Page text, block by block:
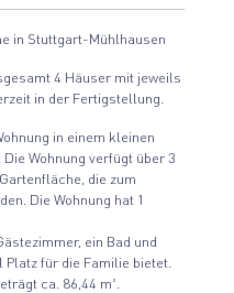
in Stuttgart-Mühlhausen
4 Häuser mit jeweils
in der Fertigstellung.
in einem kleinen
Wohnung verfügt über 3
die zum
Die Wohnung hat 1
ein Bad und
Platz für die Familie bietet.
ca. 86,44 m².